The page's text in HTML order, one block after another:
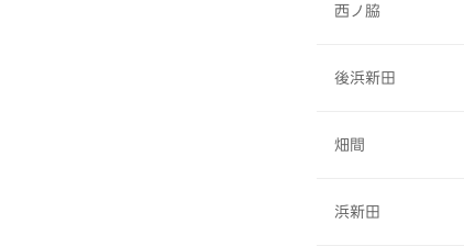
西ノ脇
後浜新田
畑間
浜新田